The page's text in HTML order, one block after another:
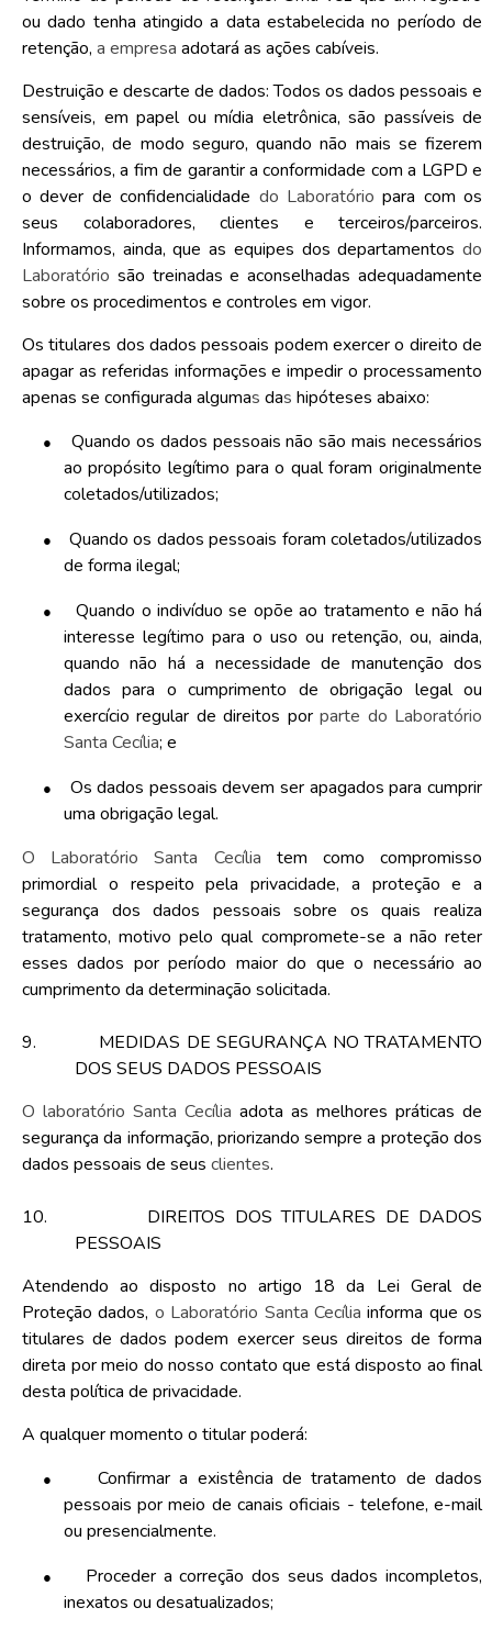
ou dado tenha atingido a data estabelecida no período de
retenção, a empresa adotará as ações cabíveis.
Destruição e descarte de dados:Todos os dados pessoais e
sensíveis, em papel ou mídia eletrônica, são passíveis de
destruição, de modo seguro, quando não mais se fizerem
necessários, a fim de garantir a conformidade com a LGPD e
o dever de confidencialidade do Laboratóriopara com os
seus colaboradores, clientes e terceiros/parceiros.
Informamos, ainda, que as equipes dos departamentosdo
Laboratório são treinadas e aconselhadas adequadamente
sobre os procedimentos e controles em vigor.
Os titulares dos dados pessoais podem exercer o direito de
apagar as referidas informações e impedir o processamento
apenas se configurada algumas das hipóteses abaixo:
●
Quando os dados pessoais não são mais necessários
ao propósito legítimo para o qual foram originalmente
coletados/utilizados;
●
Quando os dados pessoais foram coletados/utilizados
de forma ilegal;
●
Quando o indivíduo se opõe ao tratamento e não há
interesse legítimo para o uso ou retenção, ou, ainda,
quando não há a necessidade de manutenção dos
dados para o cumprimento de obrigação legal ou
exercício regular de direitos porparte do Laboratório
Santa Cecília; e
●
Os dados pessoais devem ser apagados para cumprir
uma obrigação legal.
O Laboratório Santa Cecília tem como compromisso
primordial o respeito pela privacidade, a proteção e a
segurança dos dados pessoais sobre os quais realiza
tratamento, motivo pelo qual compromete-se a não reter
esses dados por período maior do que o necessário ao
cumprimento da determinação solicitada.
9.
MEDIDAS DE SEGURANÇA NO TRATAMENTO
DOS SEUS DADOS PESSOAIS
O laboratório Santa Cecília adota as melhores práticas de
segurança da informação, priorizando sempre a proteção dos
dados pessoais de seus clientes.
10.
DIREITOS DOS TITULARES DE DADOS
PESSOAIS
Atendendo ao disposto no artigo 18 da Lei Geral de
Proteção dados, o Laboratório Santa Cecília informa que os
titulares de dados podem exercer seus direitos de forma
direta por meio do nosso contato que está disposto ao final
desta política de privacidade.
A qualquer momento o titular poderá:
●
Confirmar a existência de tratamento de dados
pessoais por meio de canais oficiais - telefone, e-mail
ou presencialmente.
●
Proceder a correção dos seus dados incompletos,
inexatos ou desatualizados;